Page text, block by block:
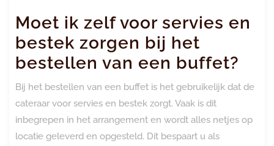
Moet ik zelf voor servies en
bestek zorgen bij het
bestellen van een buffet?
Bij het bestellen van een buffet is het gebruikelijk dat de
cateraar voor servies en bestek zorgt. Vaak is dit
inbegrepen in het arrangement en wordt alles netjes op
locatie geleverd en opgesteld. Dit bespaart u als